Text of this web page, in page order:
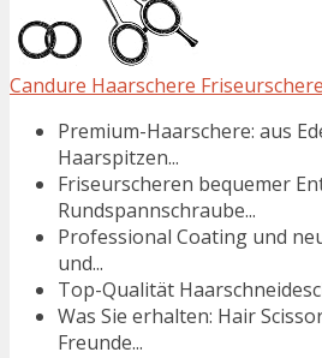
Candure Haarschere
Premium-Haarschere: aus
Haarspitzen...
Friseurscheren bequemer
Rundspannschraube...
Professional Coating und
und...
Top-Qualität
Was Sie erhalten: Hair
Freunde...